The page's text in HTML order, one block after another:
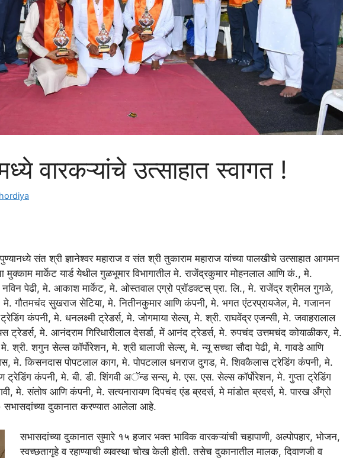
वारकऱ्यांचे उत्साहात स्वागत !
संत श्री ज्ञानेश्वर महाराज व संत श्री तुकाराम महाराज यांच्या पालखीचे उत्साहात आगमन
मार्केट यार्ड येथील गुळभूमार विभागातील मे. राजेंद्रकुमार मोहनलाल आणि कं., मे.
पेढी, मे. आकाश मार्केट, मे. ओस्तवाल एग्रो प्रॉडक्टस् प्रा. लि., मे. राजेंद्र श्रीमल गुगळे,
गौतमचंद सुखराज सेटिया, मे. नितीनकुमार आणि कंपनी, मे. भगत एंटरप्रायजेल, मे. गजानन
कंपनी, मे. धनलक्ष्मी ट्रेडर्स, मे. जोगमाया सेल्स्, मे. श्री. राघवेंद्र एजन्सी, मे. जवाहरालाल
ट्रेडर्स, मे. आनंदराम गिरिधारीलाल देसर्डा, में आनंद ट्रेडर्स, मे. रुपचंद उत्तमचंद कोयाळीकर, मे.
श्री. शगुन सेल्स कॉर्पोरेशन, मे. श्री बालाजी सेल्स्, मे. न्यू सच्चा सौदा पेढी, मे. गावडे आणि
मे. किसनदास पोपटलाल काग, मे. पोपटलाल धनराज दुगड, मे. शिवकैलास ट्रेडिंग कंपनी, मे.
ट्रेडिंग कंपनी, मे. बी. डी. शिंगवी अॅन्ड सन्स्, मे. एस. एस. सेल्स कॉर्पोरेशन, मे. गुप्ता ट्रेडिंग
मे. संतोष आणि कंपनी, मे. सत्यनारायण दिपचंद एंड ब्रदर्स, मे मांडोत ब्रदर्स, मे. पारख अँग्रो
सभासदांच्या दुकानात करण्यात आलेला आहे.
सभासदांच्या दुकानात सुमारे १५ हजार भक्त भाविक वारकऱ्यांची चहापाणी, अल्पोपहार, भोजन,
स्वच्छतागृहे व रहाण्याची व्यवस्था चोख केली होती. तसेच दुकानातील मालक, दिवाणजी व